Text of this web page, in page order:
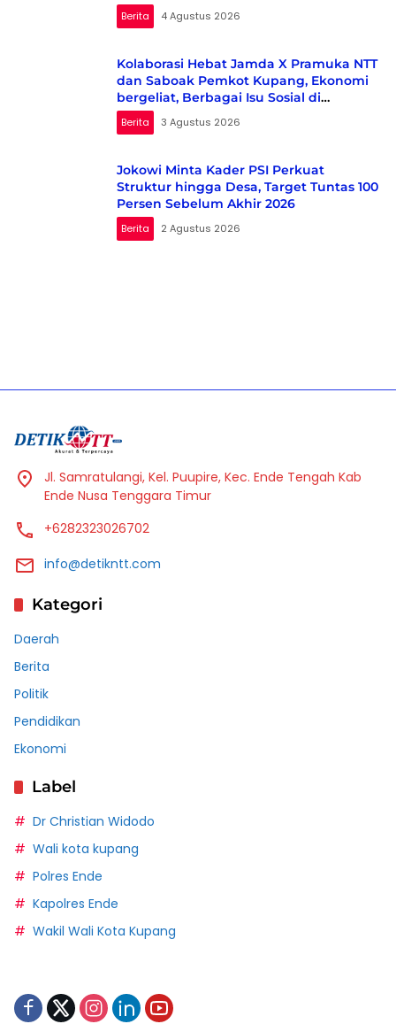
Berita 4 Agustus 2026
Kolaborasi Hebat Jamda X Pramuka NTT
dan Saboak Pemkot Kupang, Ekonomi
bergeliat, Berbagai Isu Sosial di
Kampanyekan
Berita 3 Agustus 2026
Jokowi Minta Kader PSI Perkuat
Struktur hingga Desa, Target Tuntas 100
Persen Sebelum Akhir 2026
Berita 2 Agustus 2026
Jl. Samratulangi, Kel. Puupire, Kec. Ende Tengah Kab
Ende Nusa Tenggara Timur
+6282323026702
info@detikntt.com
Kategori
Daerah
Berita
Politik
Pendidikan
Ekonomi
Label
Dr Christian Widodo
Wali kota kupang
Polres Ende
Kapolres Ende
Wakil Wali Kota Kupang